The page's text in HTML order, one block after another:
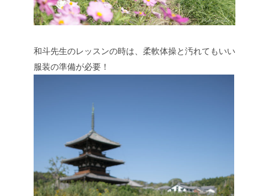
和斗先生のレッスンの時は、柔軟体操と汚れてもいい
服装の準備が必要！